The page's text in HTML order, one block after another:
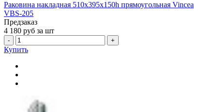
Раковина накладная 510x395x150h прямоугольная Vincea
VBS-205
Предзаказ
4 180 руб за шт
- +
Купить